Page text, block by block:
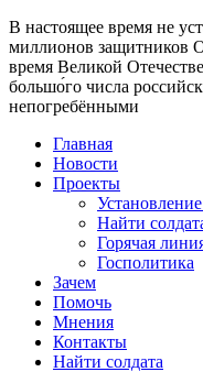
В настоящее время не
миллионов защитников
время Великой
большо́го числа
непогребёнными
Главная
Новости
Проекты
Найти
Горячая
Госполитика
Зачем
Помочь
Мнения
Контакты
Найти солдата